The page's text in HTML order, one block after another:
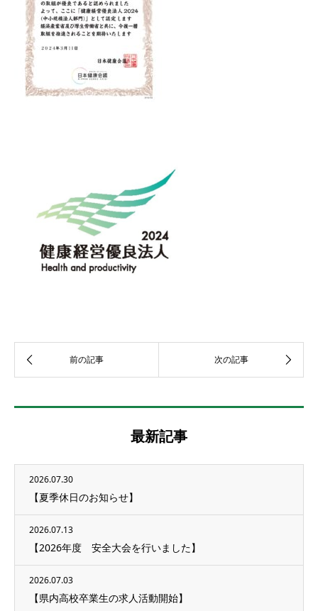
最新記事
2026.07.30
【夏季休日のお知らせ】
2026.07.13
【2026年度 安全大会を行いました】
2026.07.03
【県内高校卒業生の求人活動開始】